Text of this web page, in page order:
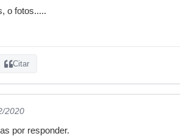
o fotos.....
Citar
2020
por responder.